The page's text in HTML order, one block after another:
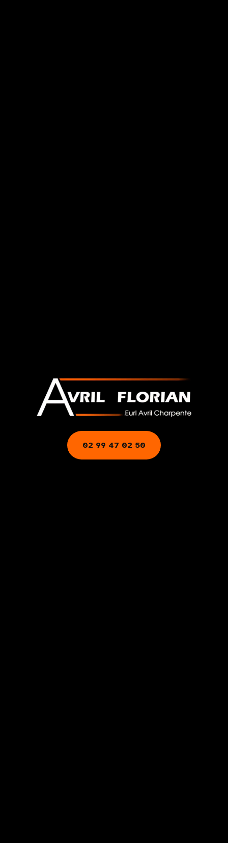
02 99 47 02 50